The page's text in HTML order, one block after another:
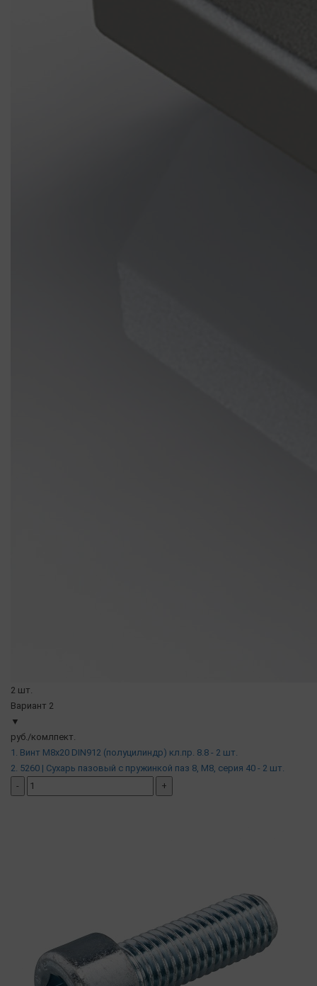
2 шт.
Вариант 2
▼
руб./комлпект.
1. Винт М8х20 DIN912 (полуцилиндр) кл.пр. 8.8 - 2 шт.
2. 5260 | Сухарь пазовый с пружинкой паз 8, М8, серия 40 - 2 шт.
-
+